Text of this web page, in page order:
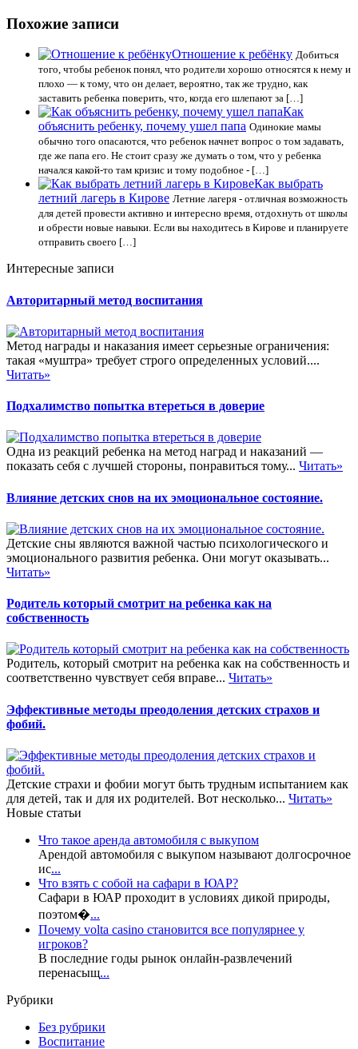
Похожие записи
Отношение к ребёнку Добиться
того, чтобы ребенок понял, что родители хорошо относятся к нему и
плохо — к тому, что он делает, вероятно, так же трудно, как
заставить ребенка поверить, что, когда его шлепают за […]
Как
объяснить ребенку, почему ушел папа Одинокие мамы
обычно того опасаются, что ребенок начнет вопрос о том задавать,
где же папа его. Не стоит сразу же думать о том, что у ребенка
начался какой-то там кризис и тому подобное - […]
Как выбрать
летний лагерь в Кирове Летние лагеря - отличная возможность
для детей провести активно и интересно время, отдохнуть от школы
и обрести новые навыки. Если вы находитесь в Кирове и планируете
отправить своего […]
Интересные записи
Авторитарный метод воспитания
Метод награды и наказания имеет серьезные ограничения:
такая «муштра» требует строго определенных условий....
Читать»
Подхалимство попытка втереться в доверие
Одна из реакций ребенка на метод наград и наказаний —
показать себя с лучшей стороны, понравиться тому... Читать»
Влияние детских снов на их эмоциональное состояние.
Детские сны являются важной частью психологического и
эмоционального развития ребенка. Они могут оказывать...
Читать»
Родитель который смотрит на ребенка как на
собственность
Родитель, который смотрит на ребенка как на собственность и
соответственно чувствует себя вправе... Читать»
Эффективные методы преодоления детских страхов и
фобий.
Детские страхи и фобии могут быть трудным испытанием как
для детей, так и для их родителей. Вот несколько... Читать»
Новые статьи
Что такое аренда автомобиля с выкупом
Арендой автомобиля с выкупом называют долгосрочное
ис...
Что взять с собой на сафари в ЮАР?
Сафари в ЮАР проходит в условиях дикой природы,
поэтом�...
Почему volta casino становится все популярнее у
игроков?
В последние годы рынок онлайн-развлечений
перенасыщ...
Рубрики
Без рубрики
Воспитание